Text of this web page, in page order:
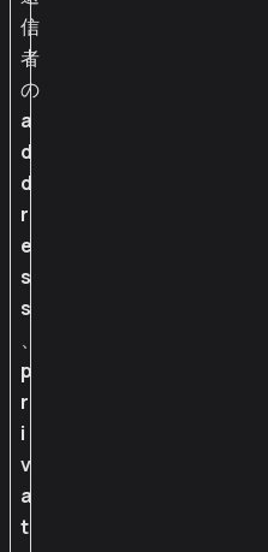
信
者
の
a
d
d
r
e
s
s
、
p
r
i
v
a
t